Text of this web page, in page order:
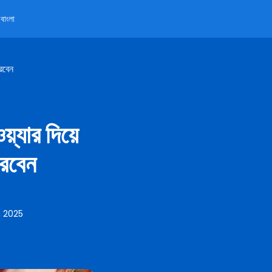
বাংলা
দিয়ে
2025